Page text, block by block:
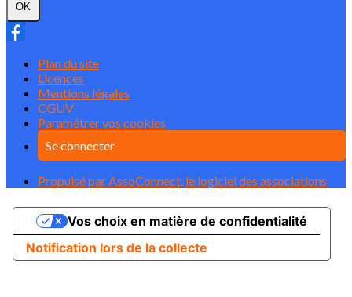
OK
Plan du site
Licences
Mentions légales
CGUV
Paramétrer vos cookies
Se connecter
Propulsé par AssoConnect, le logiciel des associations
Notification lors de la collecte
Vos choix en matière de confidentialité